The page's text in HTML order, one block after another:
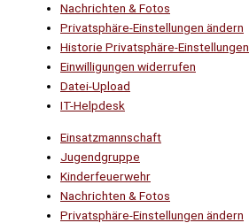
Nachrichten & Fotos
Privatsphäre-Einstellungen ändern
Historie Privatsphäre-Einstellungen
Einwilligungen widerrufen
Datei-Upload
IT-Helpdesk
Einsatzmannschaft
Jugendgruppe
Kinderfeuerwehr
Nachrichten & Fotos
Privatsphäre-Einstellungen ändern